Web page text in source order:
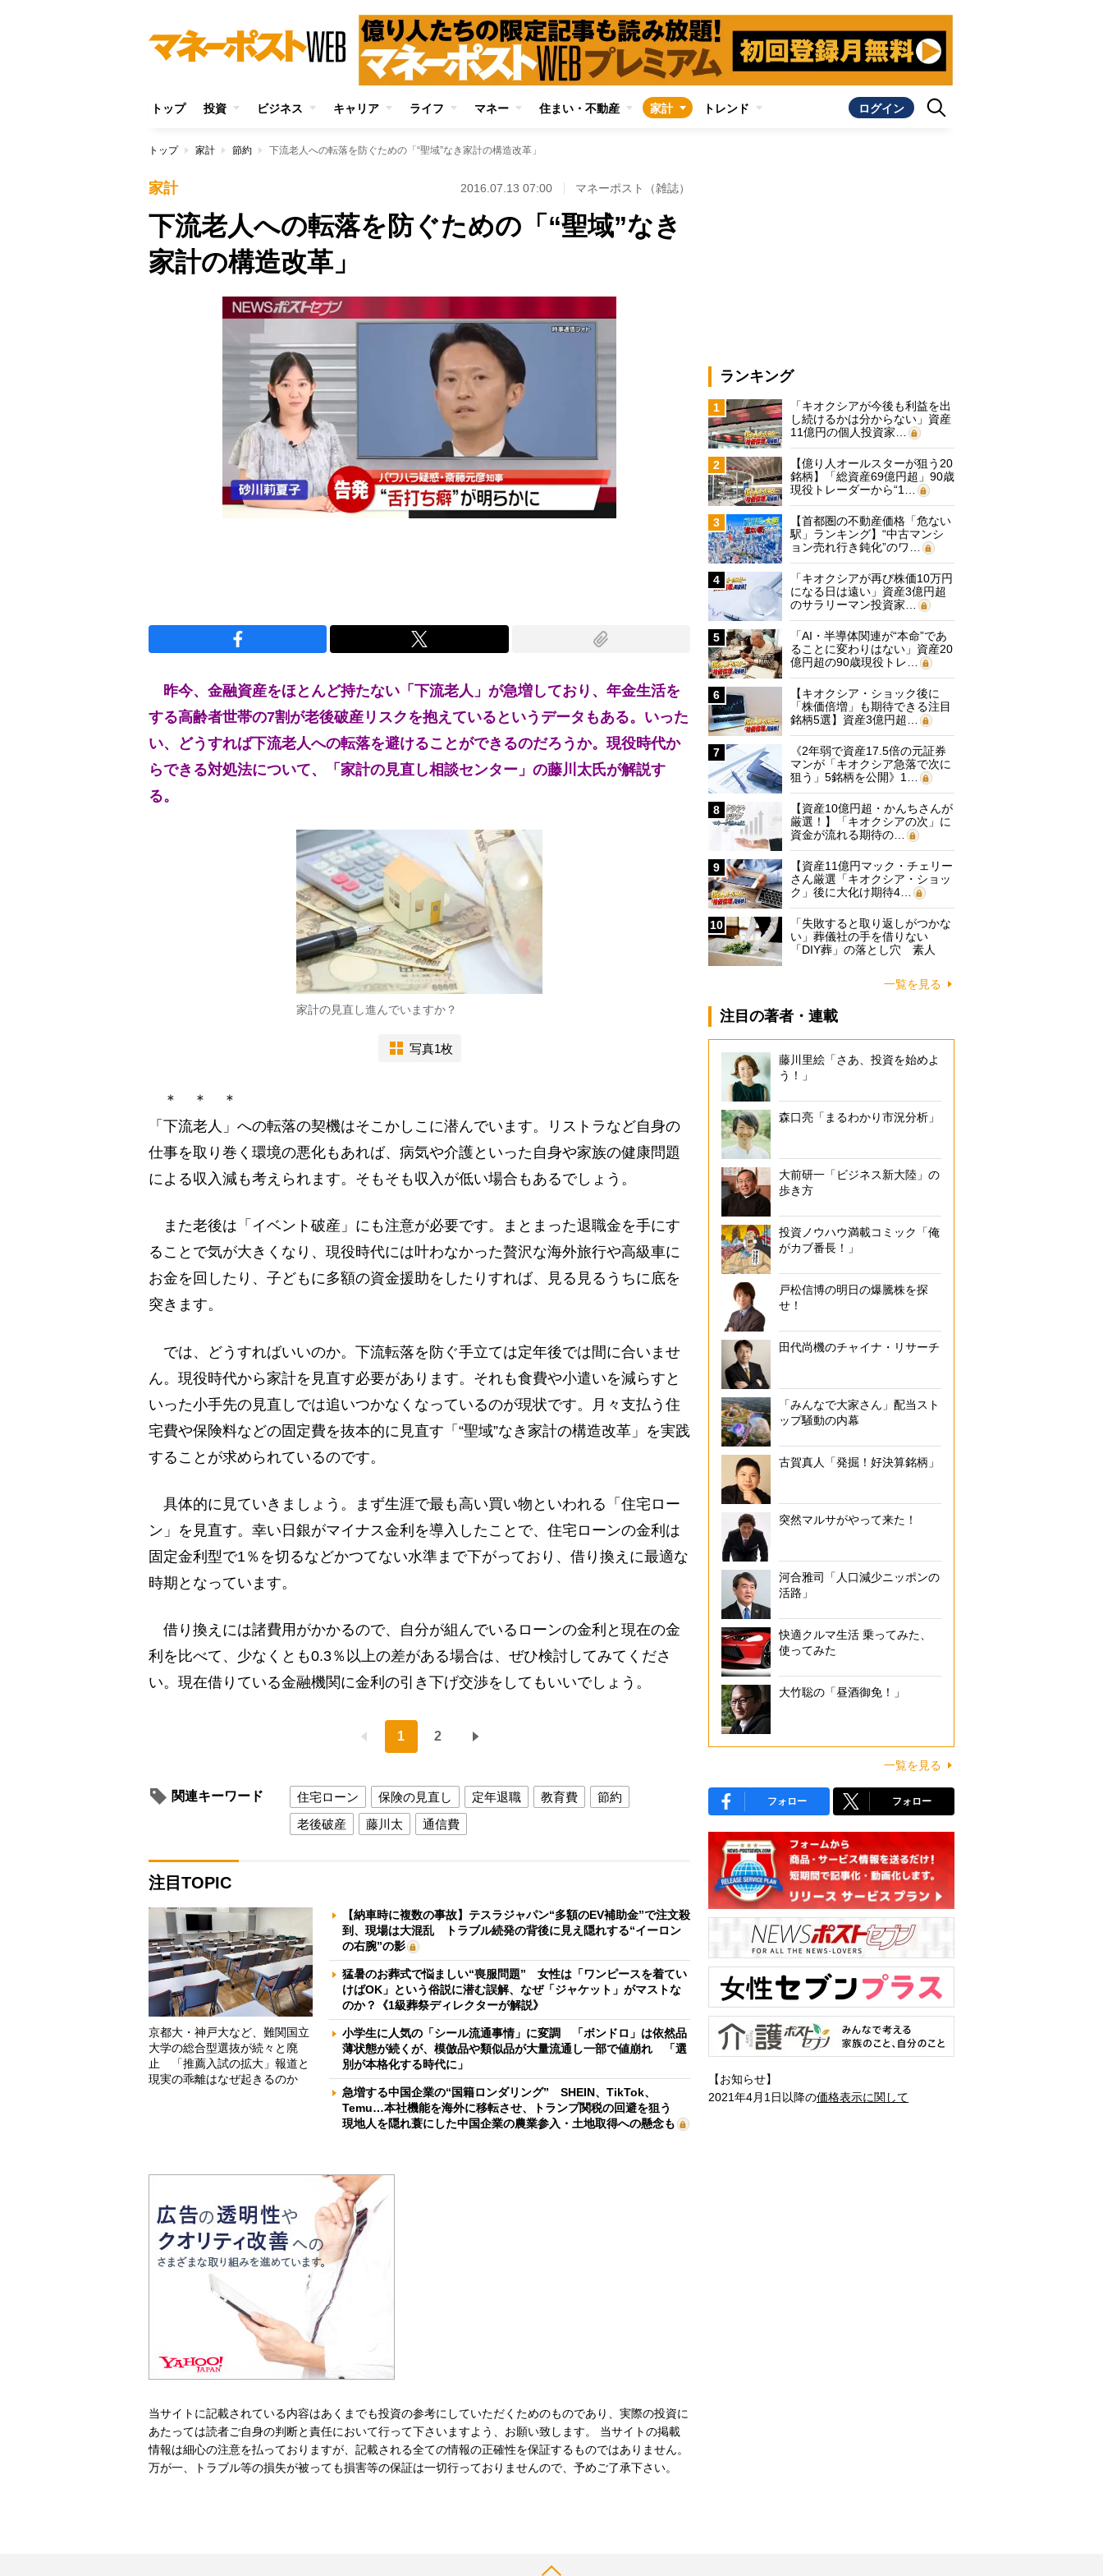
トップ 投資 ビジネス キャリア ライフ マネー 住まい・不動産 家計 トレンド ログイン
トップ 家計 節約 下流老人への転落を防ぐための「“聖域”なき家計の構造改革」
家計 2016.07.13 07:00 マネーポスト（雑誌）
下流老人への転落を防ぐための「“聖域”なき
家計の構造改革」
昨今、金融資産をほとんど持たない「下流老人」が急増しており、年金生活を
する高齢者世帯の7割が老後破産リスクを抱えているというデータもある。いった
い、どうすれば下流老人への転落を避けることができるのだろうか。現役時代か
らできる対処法について、「家計の見直し相談センター」の藤川太氏が解説す
る。
家計の見直し進んでいますか？
写真1枚
＊ ＊ ＊
「下流老人」への転落の契機はそこかしこに潜んでいます。リストラなど自身の
仕事を取り巻く環境の悪化もあれば、病気や介護といった自身や家族の健康問題
による収入減も考えられます。そもそも収入が低い場合もあるでしょう。
また老後は「イベント破産」にも注意が必要です。まとまった退職金を手にす
ることで気が大きくなり、現役時代には叶わなかった贅沢な海外旅行や高級車に
お金を回したり、子どもに多額の資金援助をしたりすれば、見る見るうちに底を
突きます。
では、どうすればいいのか。下流転落を防ぐ手立ては定年後では間に合いませ
ん。現役時代から家計を見直す必要があります。それも食費や小遣いを減らすと
いった小手先の見直しでは追いつかなくなっているのが現状です。月々支払う住
宅費や保険料などの固定費を抜本的に見直す「“聖域”なき家計の構造改革」を実践
することが求められているのです。
具体的に見ていきましょう。まず生涯で最も高い買い物といわれる「住宅ロー
ン」を見直す。幸い日銀がマイナス金利を導入したことで、住宅ローンの金利は
固定金利型で1％を切るなどかつてない水準まで下がっており、借り換えに最適な
時期となっています。
借り換えには諸費用がかかるので、自分が組んでいるローンの金利と現在の金
利を比べて、少なくとも0.3％以上の差がある場合は、ぜひ検討してみてくださ
い。現在借りている金融機関に金利の引き下げ交渉をしてもいいでしょう。
1 2
関連キーワード 住宅ローン 保険の見直し 定年退職 教育費
節約
老後破産
藤川太 通信費
注目TOPIC
京都大・神戸大など、難関国立
大学の総合型選抜が続々と廃
止 「推薦入試の拡大」報道と
現実の乖離はなぜ起きるのか
【納車時に複数の事故】テスラジャパン“多額のEV補助金”で注文殺
到、現場は大混乱 トラブル続発の背後に見え隠れする“イーロン
の右腕”の影
猛暑のお葬式で悩ましい“喪服問題” 女性は「ワンピースを着てい
けばOK」という俗説に潜む誤解、なぜ「ジャケット」がマストな
のか？《1級葬祭ディレクターが解説》
小学生に人気の「シール流通事情」に変調 「ボンドロ」は依然品
薄状態が続くが、模倣品や類似品が大量流通し一部で値崩れ 「選
別が本格化する時代に」
急増する中国企業の“国籍ロンダリング” SHEIN、TikTok、
Temu…本社機能を海外に移転させ、トランプ関税の回避を狙う
現地人を隠れ蓑にした中国企業の農業参入・土地取得への懸念も
当サイトに記載されている内容はあくまでも投資の参考にしていただくためのものであり、実際の投資に
あたっては読者ご自身の判断と責任において行って下さいますよう、お願い致します。 当サイトの掲載
情報は細心の注意を払っておりますが、記載される全ての情報の正確性を保証するものではありません。
万が一、トラブル等の損失が被っても損害等の保証は一切行っておりませんので、予めご了承下さい。
ランキング
1
「キオクシアが今後も利益を出
し続けるかは分からない」資産
11億円の個人投資家…
2
【億り人オールスターが狙う20
銘柄】「総資産69億円超」90歳
現役トレーダーから“1…
3
【首都圏の不動産価格「危ない
駅」ランキング】“中古マンシ
ョン売れ行き鈍化”のワ…
4
「キオクシアが再び株価10万円
になる日は遠い」資産3億円超
のサラリーマン投資家…
5
「AI・半導体関連が“本命”であ
ることに変わりはない」資産20
億円超の90歳現役トレ…
6
【キオクシア・ショック後に
「株価倍増」も期待できる注目
銘柄5選】資産3億円超…
7
《2年弱で資産17.5倍の元証券
マンが「キオクシア急落で次に
狙う」5銘柄を公開》1…
8
【資産10億円超・かんちさんが
厳選！】「キオクシアの次」に
資金が流れる期待の…
9
【資産11億円マック・チェリー
さん厳選「キオクシア・ショッ
ク」後に大化け期待4…
10
「失敗すると取り返しがつかな
い」葬儀社の手を借りない
「DIY葬」の落とし穴 素人
一覧を見る
注目の著者・連載
藤川里絵「さあ、投資を始めよ
う！」
森口亮「まるわかり市況分析」
大前研一「ビジネス新大陸」の
歩き方
投資ノウハウ満載コミック「俺
がカブ番長！」
戸松信博の明日の爆騰株を探
せ！
田代尚機のチャイナ・リサーチ
「みんなで大家さん」配当スト
ップ騒動の内幕
古賀真人「発掘！好決算銘柄」
突然マルサがやって来た！
河合雅司「人口減少ニッポンの
活路」
快適クルマ生活 乗ってみた、
使ってみた
大竹聡の「昼酒御免！」
一覧を見る
フォロー フォロー
【お知らせ】
2021年4月1日以降の価格表示に関して